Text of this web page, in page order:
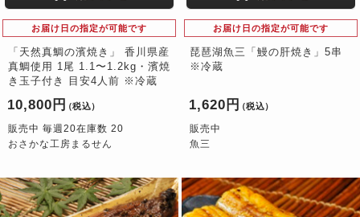
お届け日の指定が可能です
「天然真鯛の濱焼き」 香川県産
真鯛使用 1尾 1.1〜1.2kg・濱焼
き玉子付き 目安4人前 ※冷蔵
10,800円 （税込）
販売中 毎週20在庫数 20
おさかな工房まるせん
お届け日の指定が可能です
琵琶湖魚三「鰻の肝焼き」5串
※冷蔵
1,620円 （税込）
販売中
魚三